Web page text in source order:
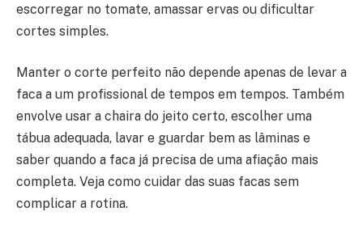
escorregar no tomate, amassar ervas ou dificultar
cortes simples.
Manter o corte perfeito não depende apenas de levar a
faca a um profissional de tempos em tempos. Também
envolve usar a chaira do jeito certo, escolher uma
tábua adequada, lavar e guardar bem as lâminas e
saber quando a faca já precisa de uma afiação mais
completa. Veja como cuidar das suas facas sem
complicar a rotina.